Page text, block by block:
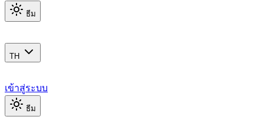
ธีม
TH
เข้าสู่ระบบ
ธีม